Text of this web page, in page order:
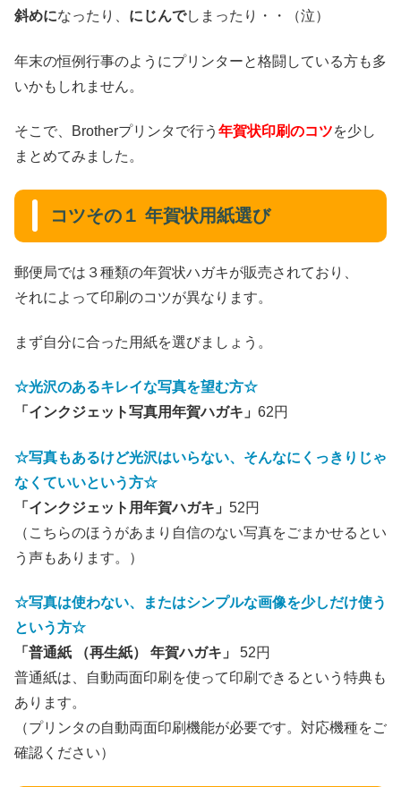
斜めになったり、 にじんでしまったり・・（泣）
年末の恒例行事のようにプリンターと格闘している方も多
いかもしれません。
そこで、Brotherプリンタで行う 年賀状印刷のコツを少し
まとめてみました。
コツその１ 年賀状用紙選び
郵便局では３種類の年賀状ハガキが販売されており、
それによって印刷のコツが異なります。
まず自分に合った用紙を選びましょう。
☆光沢のあるキレイな写真を望む方☆
「インクジェット写真用年賀ハガキ」 62円
☆写真もあるけど光沢はいらない、そんなにくっきりじゃ
なくていいという方☆
「インクジェット用年賀ハガキ」 52円
（こちらのほうがあまり自信のない写真をごまかせるとい
う声もあります。）
☆写真は使わない、またはシンプルな画像を少しだけ使う
という方☆
「普通紙 （再生紙） 年賀ハガキ」
52円
普通紙は、自動両面印刷を使って印刷できるという特典も
あります。
（プリンタの自動両面印刷機能が必要です。対応機種をご
確認ください）